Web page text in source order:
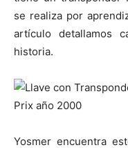
se realiza por
artículo detallamos
historia.
Yosmer encuentra